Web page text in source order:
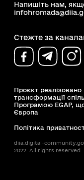
Напишіть нам,
Стежте за
Проєкт
трансформації
Програмою EGAP,
Європа
Політика
diia.digital-
2022. All rights reserved